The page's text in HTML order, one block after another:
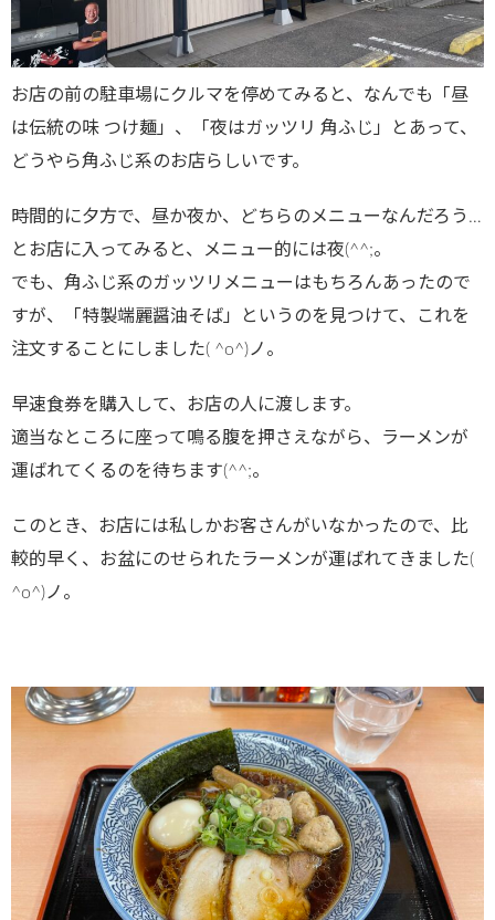
お店の前の駐車場にクルマを停めてみると、なんでも「昼
は伝統の味 つけ麺」、「夜はガッツリ 角ふじ」とあって、
どうやら角ふじ系のお店らしいです。
時間的に夕方で、昼か夜か、どちらのメニューなんだろう…
とお店に入ってみると、メニュー的には夜(^^;。
でも、角ふじ系のガッツリメニューはもちろんあったので
すが、「特製端麗醤油そば」というのを見つけて、これを
注文することにしました( ^o^)ノ。
早速食券を購入して、お店の人に渡します。
適当なところに座って鳴る腹を押さえながら、ラーメンが
運ばれてくるのを待ちます(^^;。
このとき、お店には私しかお客さんがいなかったので、比
較的早く、お盆にのせられたラーメンが運ばれてきました(
^o^)ノ。